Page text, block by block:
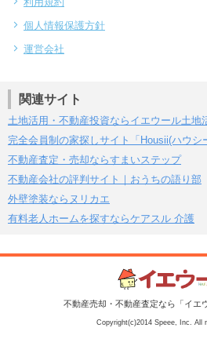
個人情報保護方針
運営会社
関連サイト
土地活用・不動産投資ならイエウール土地
完全会員制の家探しサイト「Housii(ハウシ
不動産査定・売却ならすまいステップ
不動産会社の評判サイト｜おうちの語り部
外壁塗装ならヌリカエ
有料老人ホームを探すならケアスル 介護
不動産売却・不動産査定なら「イエ
Copyright(c)2014 Speee, Inc. All